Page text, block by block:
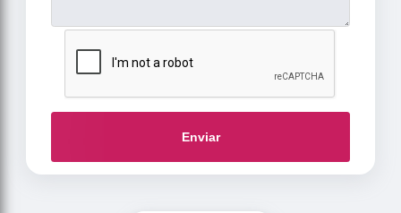
Enviar